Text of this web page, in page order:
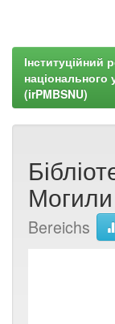
Інституційний
національного
(irPMBSNU)
Bereichs